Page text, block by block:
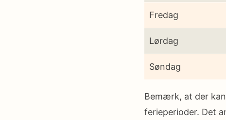
Fredag
Lørdag
Søndag
Bemærk, at der
ferieperioder. Det